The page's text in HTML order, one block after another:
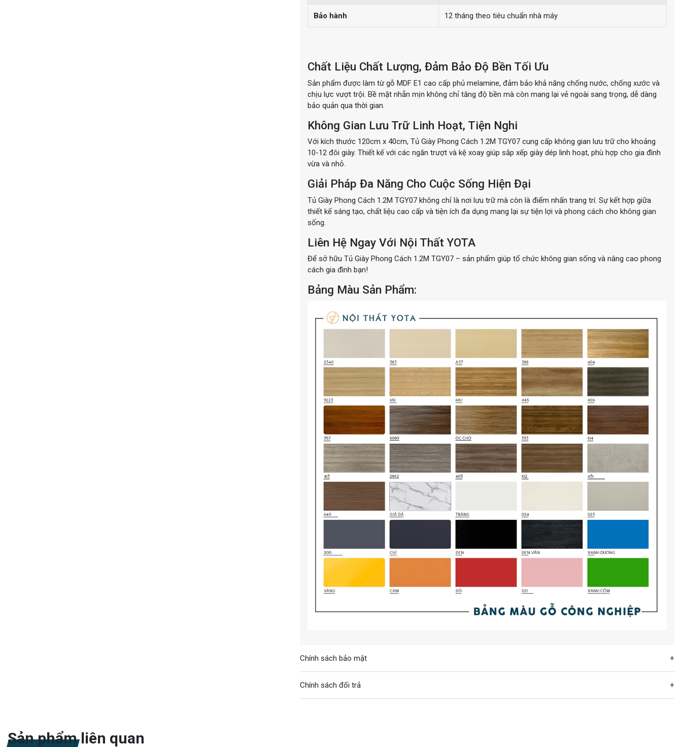
Bảo hành 12 tháng theo tiêu chuẩn nhà máy
Chất Liệu Chất Lượng, Đảm Bảo Độ Bền Tối Ưu
Sản phẩm được làm từ gỗ MDF E1 cao cấp phủ melamine, đảm bảo khả năng chống nước, chống xước và
chịu lực vượt trội. Bề mặt nhẵn mịn không chỉ tăng độ bền mà còn mang lại vẻ ngoài sang trọng, dễ dàng
bảo quản qua thời gian.
Không Gian Lưu Trữ Linh Hoạt, Tiện Nghi
Với kích thước 120cm x 40cm, Tủ Giày Phong Cách 1.2M TGY07 cung cấp không gian lưu trữ cho khoảng
10-12 đôi giày. Thiết kế với các ngăn trượt và kệ xoay giúp sắp xếp giày dép linh hoạt, phù hợp cho gia đình
vừa và nhỏ.
Giải Pháp Đa Năng Cho Cuộc Sống Hiện Đại
Tủ Giày Phong Cách 1.2M TGY07 không chỉ là nơi lưu trữ mà còn là điểm nhấn trang trí. Sự kết hợp giữa
thiết kế sáng tạo, chất liệu cao cấp và tiện ích đa dụng mang lại sự tiện lợi và phong cách cho không gian
sống.
Liên Hệ Ngay Với Nội Thất YOTA
Để sở hữu Tủ Giày Phong Cách 1.2M TGY07 – sản phẩm giúp tổ chức không gian sống và nâng cao phong
cách gia đình bạn!
Bảng Màu Sản Phẩm:
Chính sách bảo mật
Chính sách đổi trả
Sản phẩm liên quan